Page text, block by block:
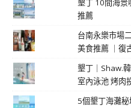
墾丁 10間海景
推薦
台南永樂市場
美食推薦 ｜復
墾丁｜Shaw.
室內泳池 烤肉
5個墾丁海灘